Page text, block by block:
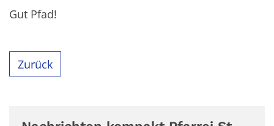
Gut Pfad!
Zurück